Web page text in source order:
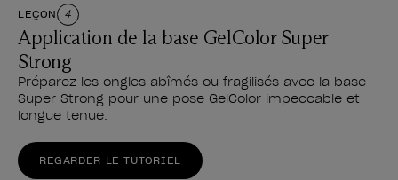
LEÇON 4
Application de la base GelColor Super
Strong
Préparez les ongles abîmés ou fragilisés avec la base
Super Strong pour une pose GelColor impeccable et
longue tenue.
REGARDER LE TUTORIEL